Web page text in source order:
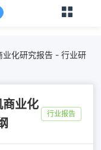
化研究报告 - 行业研
业化
行业报告